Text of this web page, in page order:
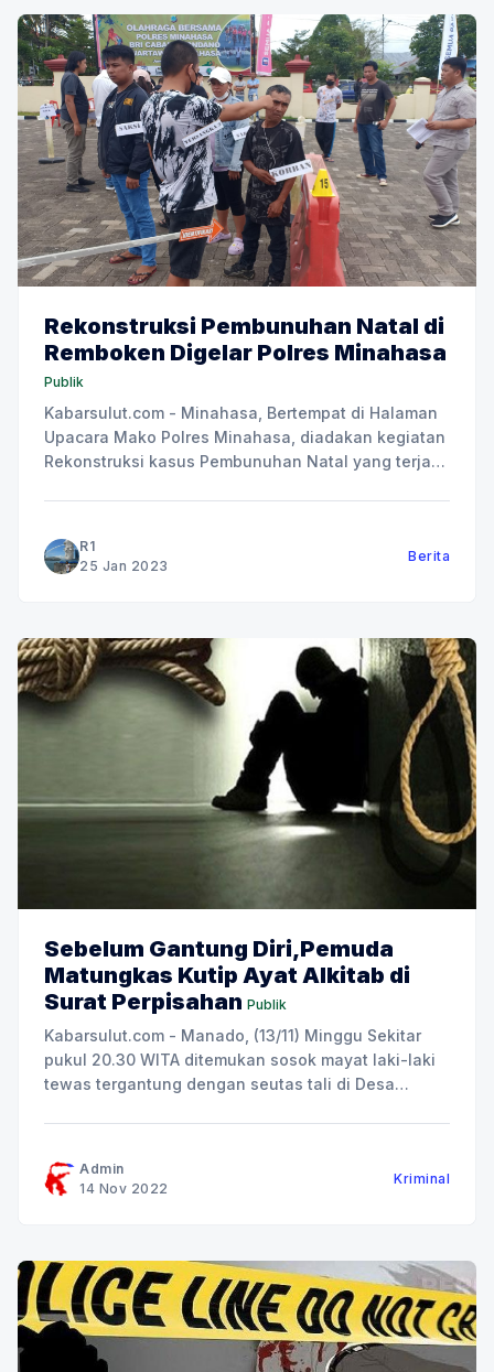
Rekonstruksi Pembunuhan Natal di
Remboken Digelar Polres Minahasa
Publik
Kabarsulut.com - Minahasa, Bertempat di Halaman
Upacara Mako Polres Minahasa, diadakan kegiatan
Rekonstruksi kasus Pembunuhan Natal yang terjadi
Dihadiri Kepala Seksi (Kasi) Tindak Pidana
R1
25 Jan 2023
Berita
Sebelum Gantung Diri,Pemuda
Matungkas Kutip Ayat Alkitab di
Surat Perpisahan Publik
Kabarsulut.com - Manado, (13/11) Minggu Sekitar
pukul 20.30 WITA ditemukan sosok mayat laki-laki
tewas tergantung dengan seutas tali di Desa
Sinadia Umur 21 Tahun. Pemicu Effata nekat
Admin
14 Nov 2022
Kriminal